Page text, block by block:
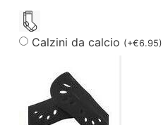
Calzini da calcio (+€6.95)